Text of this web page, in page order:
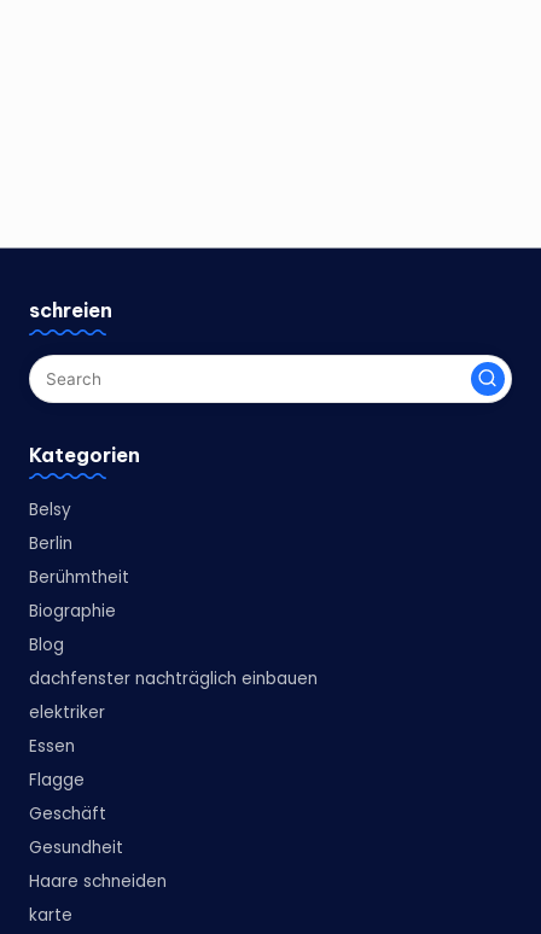
schreien
Kategorien
Belsy
Berlin
Berühmtheit
Biographie
Blog
dachfenster nachträglich einbauen
elektriker
Essen
Flagge
Geschäft
Gesundheit
Haare schneiden
karte